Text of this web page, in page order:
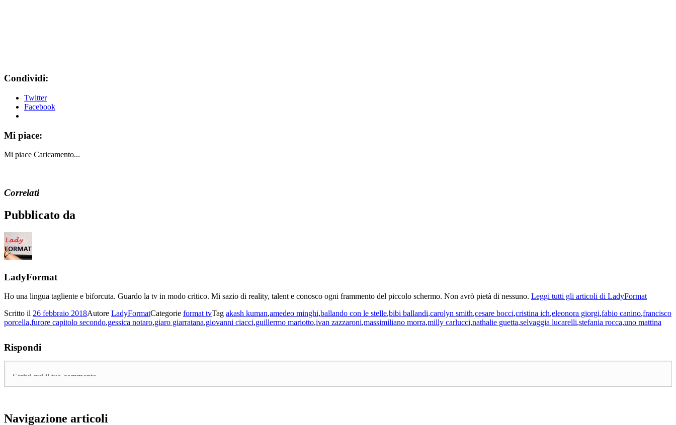
Condividi:
Twitter
Facebook
Mi piace:
Mi piace Caricamento...
Correlati
Pubblicato da
LadyFormat
Ho una lingua tagliente e biforcuta. Guardo la tv in modo critico. Mi sazio di reality, talent e conosco ogni frammento del piccolo schermo. Non avrò pietà di nessuno. Leggi tutti gli articoli di LadyFormat
Scritto il 26 febbraio 2018Autore LadyFormatCategorie format tvTag akash kuman,amedeo minghi,ballando con le stelle,bibi ballandi,carolyn smith,cesare bocci,cristina ich,eleonora giorgi,fabio canino,francisco
porcella,furore capitolo secondo,gessica notaro,giaro giarratana,giovanni ciacci,guillermo mariotto,ivan zazzaroni,massimiliano morra,milly carlucci,nathalie guetta,selvaggia lucarelli,stefania rocca,uno mattina
Rispondi
Navigazione articoli